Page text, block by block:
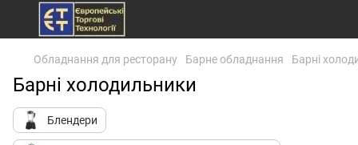
Обладнання для ресторану Барне обладнання Барні
Барні холодильники
Блендери